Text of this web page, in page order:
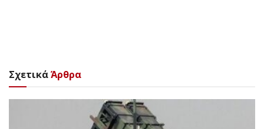
ΣχετικάΆρθρα